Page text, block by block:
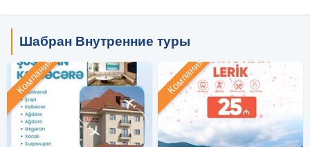
Шабран Внутренние туры
Компания Компания